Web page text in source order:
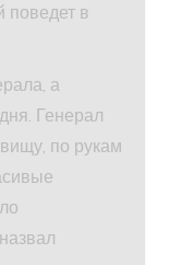
поведет в
а
Генерал
по рукам